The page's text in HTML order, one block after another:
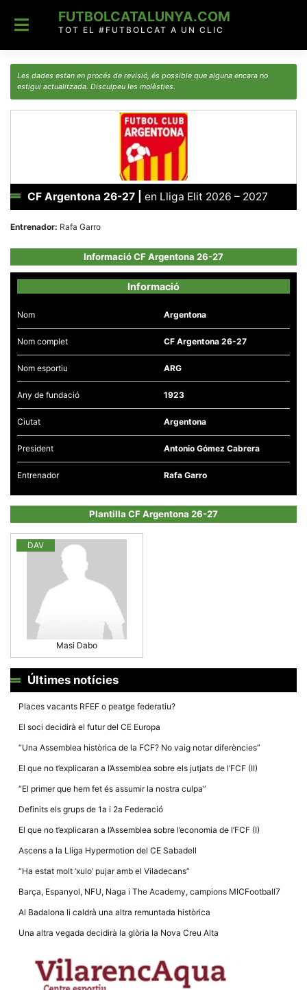
content
FUTBOLCATALUNYA.COM
TOT EL #FUTBOLCAT A UN CLIC
Les dades estan en procés de revisió, és possible que alguna encara no
estigui actualitzada. Disculpeu les molèsties.
CF Argentona 26-27 en Lliga Elit 2026 – 2027
Entrenador: Rafa Garro
Informació CF Argentona 26-27
Informació
Nom Argentona
Nom complet CF Argentona 26-27
Nom esportiu ARG
Any de fundació 1923
Ciutat Argentona
President Antonio Gómez Cabrera
Entrenador Rafa Garro
Plantilla CF Argentona 26-27
DAV
Masi Dabo
Últimes notícies
Places vacants RFEF o peatge federatiu?
El soci decidirà el futur del CE Europa
“Una Assemblea històrica de la FCF? No vaig notar diferències”
El que no t’explicaran a l’Assemblea sobre els jutjats de l’FCF (II)
“El primer que hem fet és assumir la nostra culpa”
Definits els grups de 1a i 2a Federació
El que no t’explicaran a l’Assemblea sobre l’economia de l’FCF (I)
Ascens a la Lliga Hypermotion del CE Sabadell
“Ha estat molt ‘xulo’ pujar amb el Viladecans”
Barça, Espanyol, NFU, Naga i The Academy, campions MICFootball7
Al Badalona li caldrà una altra remuntada històrica
Una altra vegada decidirà la glòria la Nova Creu Alta
Necessàries
Aquestes
cookies no
són
necessàries
per al
funcionament
d'usuari
emmagatzemen
dades en el seu
dispositiu que
permeten que el
lloc funcioni tan
bé com sigui
aquestes
algunes
desapareixeran
En compartir
comportament
mentre
navegues pel